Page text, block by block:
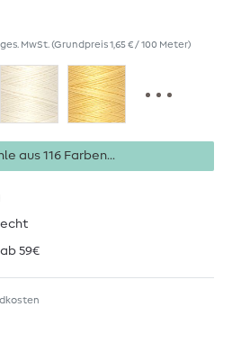
MwSt.(Grundpreis1,65 € / 100 Meter)
aus 116 Farben...
59€